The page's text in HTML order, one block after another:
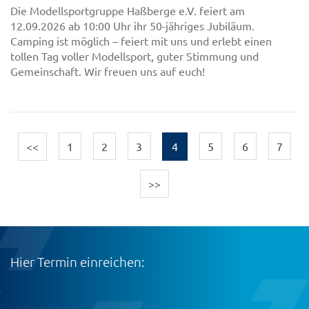
Die Modellsportgruppe Haßberge e.V. feiert am
12.09.2026 ab 10:00 Uhr ihr 50-jähriges Jubiläum.
Camping ist möglich – feiert mit uns und erlebt einen
tollen Tag voller Modellsport, guter Stimmung und
Gemeinschaft. Wir freuen uns auf euch!
<< 1 2 3 4 5 6 7
>>
Hier Termin einreichen: